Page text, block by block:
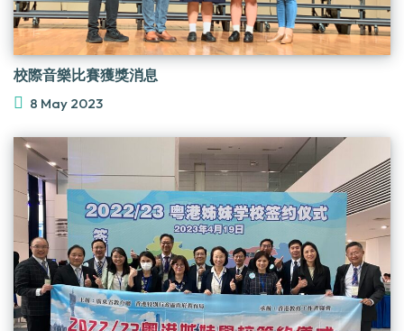
校際音樂比賽獲獎消息
8 May 2023